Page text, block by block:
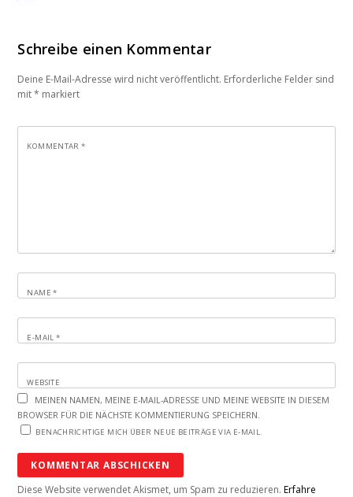
Schreibe einen Kommentar
Deine E-Mail-Adresse wird nicht veröffentlicht. Erforderliche Felder sind
mit* markiert
KOMMENTAR*
NAME*
E-MAIL*
WEBSITE
MEINEN NAMEN, MEINE E-MAIL-ADRESSE UND MEINE WEBSITE IN DIESEM
BROWSER FÜR DIE NÄCHSTE KOMMENTIERUNG SPEICHERN.
BENACHRICHTIGE MICH ÜBER NEUE BEITRÄGE VIA E-MAIL.
Diese Website verwendet Akismet, um Spam zu reduzieren.Erfahre